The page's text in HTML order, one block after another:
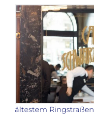
ältestem